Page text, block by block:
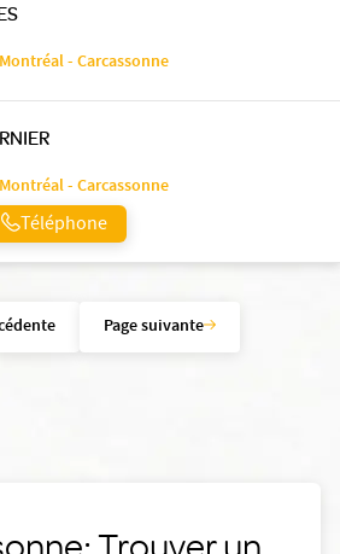
- Carcassonne
- Carcassonne
Téléphone
Page suivante
Trouver un